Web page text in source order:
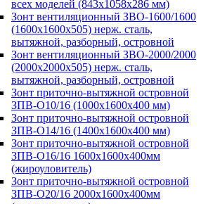
всех моделей (843х1058х286 мм)
Зонт вентиляционный ЗВО-1600/1600
(1600х1600х505) нерж. сталь,
вытяжной, разборный, островной
Зонт вентиляционный ЗВО-2000/2000
(2000х2000х505) нерж. сталь,
вытяжной, разборный, островной
Зонт приточно-вытяжной островной
ЗПВ-О10/16 (1000х1600х400 мм)
Зонт приточно-вытяжной островной
ЗПВ-О14/16 (1400х1600х400 мм)
Зонт приточно-вытяжной островной
ЗПВ-О16/16 1600х1600х400мм
(жироуловитель)
Зонт приточно-вытяжной островной
ЗПВ-О20/16 2000х1600х400мм